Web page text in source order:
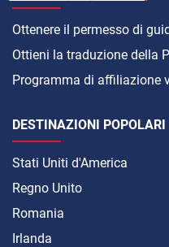
Ottenere il permesso di
Ottieni la traduzione della
Programma di affiliazione
DESTINAZIONI POPOLARI
Stati Uniti d'America
Regno Unito
Romania
Irlanda